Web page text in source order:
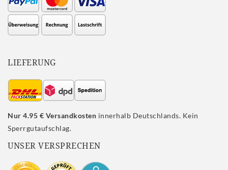
LIEFERUNG
Nur 4.95 € Versandkosten innerhalb Deutschlands. Kein
Sperrgutaufschlag.
UNSER VERSPRECHEN